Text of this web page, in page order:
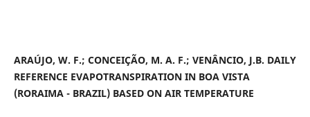
ARAÚJO, W. F.; CONCEIÇÃO, M. A. F.; VENÂNCIO, J.B. DAILY
REFERENCE EVAPOTRANSPIRATION IN BOA VISTA
(RORAIMA - BRAZIL) BASED ON AIR TEMPERATURE